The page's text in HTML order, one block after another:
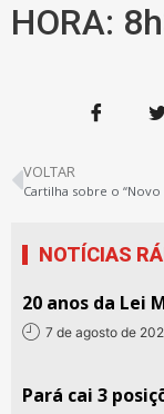
HORA:
VOLTAR
NOTÍCIAS
20 anos da Lei
7 de agosto de
Pará cai 3